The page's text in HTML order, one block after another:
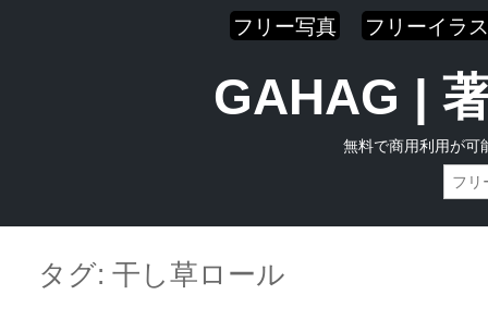
フリー写真 フリーイラ
GAHAG |
無料で商用利用が可
contentタグ: 干し草ロール